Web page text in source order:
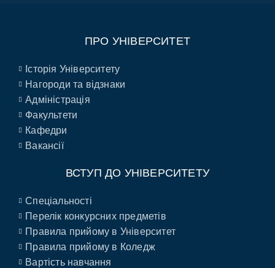
ПРО УНІВЕРСИТЕТ
Історія Університету
Нагороди та відзнаки
Адміністрація
Факультети
Кафедри
Вакансії
ВСТУП ДО УНІВЕРСИТЕТУ
Спеціальності
Перелік конкурсних предметів
Правила прийому в Університет
Правила прийому в Коледж
Вартість навчання